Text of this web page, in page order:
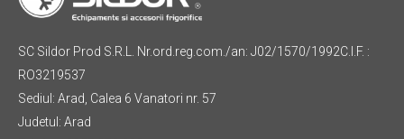
SC Sildor Prod S.R.L. Nr.ord.reg.com./an: J02/1570/1992C.I.F. :
RO3219537
Sediul: Arad, Calea 6 Vanatori nr. 57
Judetul: Arad